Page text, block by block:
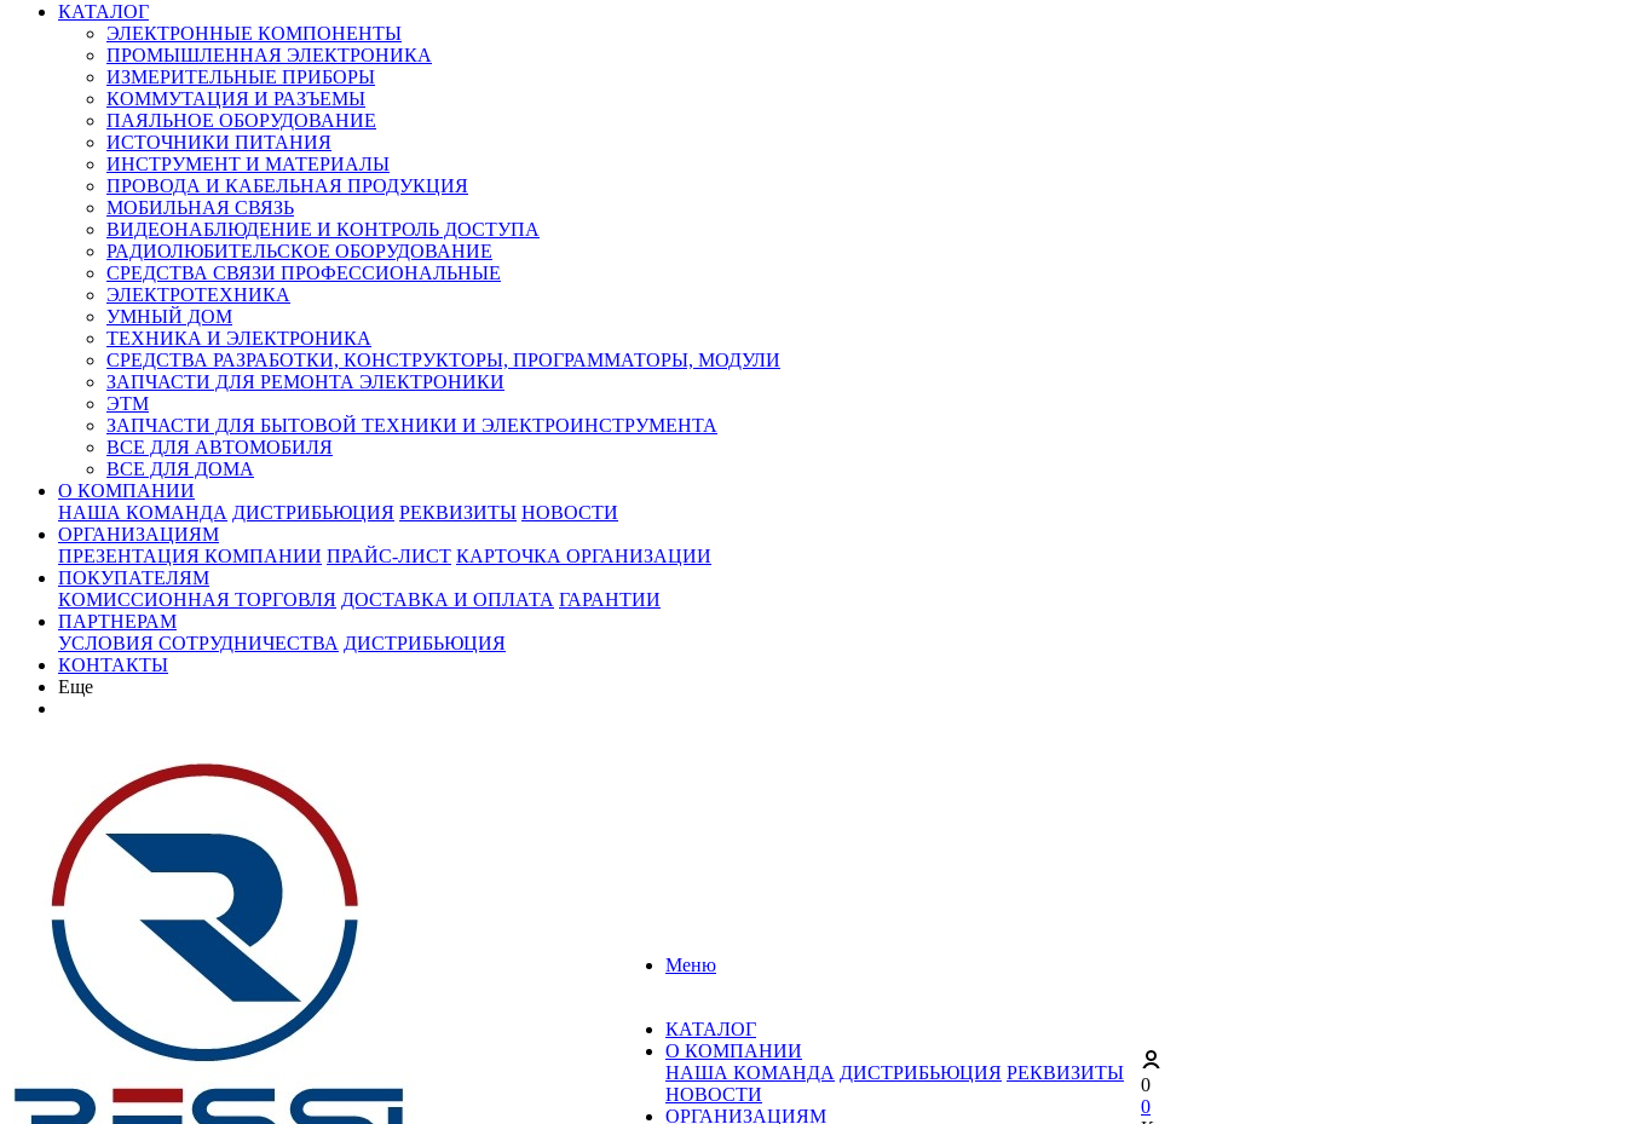
КАТАЛОГ
ЭЛЕКТРОННЫЕ КОМПОНЕНТЫ
ПРОМЫШЛЕННАЯ ЭЛЕКТРОНИКА
ИЗМЕРИТЕЛЬНЫЕ ПРИБОРЫ
КОММУТАЦИЯ И РАЗЪЕМЫ
ПАЯЛЬНОЕ ОБОРУДОВАНИЕ
ИСТОЧНИКИ ПИТАНИЯ
ИНСТРУМЕНТ И МАТЕРИАЛЫ
ПРОВОДА И КАБЕЛЬНАЯ ПРОДУКЦИЯ
МОБИЛЬНАЯ СВЯЗЬ
ВИДЕОНАБЛЮДЕНИЕ И КОНТРОЛЬ ДОСТУПА
РАДИОЛЮБИТЕЛЬСКОЕ ОБОРУДОВАНИЕ
СРЕДСТВА СВЯЗИ ПРОФЕССИОНАЛЬНЫЕ
ЭЛЕКТРОТЕХНИКА
УМНЫЙ ДОМ
ТЕХНИКА И ЭЛЕКТРОНИКА
СРЕДСТВА РАЗРАБОТКИ, КОНСТРУКТОРЫ, ПРОГРАММАТОРЫ, МОДУЛИ
ЗАПЧАСТИ ДЛЯ РЕМОНТА ЭЛЕКТРОНИКИ
ЭТМ
ЗАПЧАСТИ ДЛЯ БЫТОВОЙ ТЕХНИКИ И ЭЛЕКТРОИНСТРУМЕНТА
ВСЕ ДЛЯ АВТОМОБИЛЯ
ВСЕ ДЛЯ ДОМА
О КОМПАНИИ
НАША КОМАНДА ДИСТРИБЬЮЦИЯ РЕКВИЗИТЫ НОВОСТИ
ОРГАНИЗАЦИЯМ
ПРЕЗЕНТАЦИЯ КОМПАНИИ ПРАЙС-ЛИСТ КАРТОЧКА ОРГАНИЗАЦИИ
ПОКУПАТЕЛЯМ
КОМИССИОННАЯ ТОРГОВЛЯ ДОСТАВКА И ОПЛАТА ГАРАНТИИ
ПАРТНЕРАМ
УСЛОВИЯ СОТРУДНИЧЕСТВА ДИСТРИБЬЮЦИЯ
КОНТАКТЫ
Еще
Меню
КАТАЛОГ
О КОМПАНИИ
НАША КОМАНДА ДИСТРИБЬЮЦИЯ РЕКВИЗИТЫ
НОВОСТИ
ОРГАНИЗАЦИЯМ
0
0